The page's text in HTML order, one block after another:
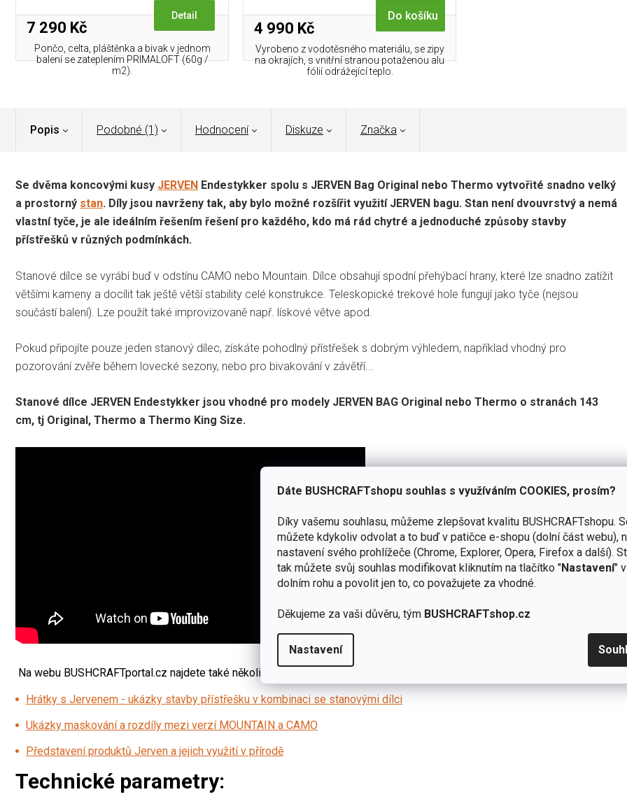
Dáte BUSHCRAFTshopu souhlas s využíváním COOKIES, prosím?
Díky vašemu souhlasu, můžeme zlepšovat kvalitu BUSHCRAFTshopu.
můžete kdykoliv odvolat a to buď v patičce e-shopu (dolní část webu),
nastavení svého prohlížeče (Chrome, Explorer, Opera, Firefox a další).
tak můžete svůj souhlas modifikovat kliknutím na tlačítko "Nastavení"
dolním rohu a povolit jen to, co považujete za vhodné.
Děkujeme za vaši důvěru, tým BUSHCRAFTshop.cz
Nastavení
7 290 Kč
Detail
Pončo, celta, pláštěnka a bivak v jednom
balení se zateplením PRIMALOFT (60g /
m2).
4 990 Kč
Do košíku
Vyrobeno z vodotěsného materiálu, se zipy
na okrajích, s vnitřní stranou potaženou alu
fólií odrážející teplo.
Popis Podobné (1) Hodnocení Diskuze Značka
Se dvěma koncovými kusy JERVEN Endestykker spolu s JERVEN Bag Original nebo Thermo vytvořité snadno velký
a prostorný stan. Díly jsou navrženy tak, aby bylo možné rozšířit využití JERVEN bagu. Stan není dvouvrstvý a nemá
vlastní tyče, je ale ideálním řešením řešení pro každého, kdo má rád chytré a jednoduché způsoby stavby
přístřešků v různých podmínkách.
Stanové dílce se vyrábí buď v odstínu CAMO nebo Mountain. Dílce obsahují spodní přehýbací hrany, které lze snadno zatížit
většími kameny a docílit tak ještě větší stability celé konstrukce. Teleskopické trekové hole fungují jako tyče (nejsou
součástí balení). Lze použít také improvizovaně např. lískové větve apod.
Pokud připojíte pouze jeden stanový dílec, získáte pohodlný přístřešek s dobrým výhledem, například vhodný pro
pozorování zvěře během lovecké sezony, nebo pro bivakování v závětří...
Stanové dílce JERVEN Endestykker jsou vhodné pro modely JERVEN BAG Original nebo Thermo o stranách 143
cm, tj Original, Thermo a Thermo King Size.
Na webu BUSHCRAFTportal.cz najdete také několik hodnotných článků z používání
Hrátky s Jervenem - ukázky stavby přístřešku v kombinaci se stanovými dílci
Ukázky maskování a rozdíly mezi verzí MOUNTAIN a CAMO
Představení produktů Jerven a jejich využití v přírodě
Technické parametry: